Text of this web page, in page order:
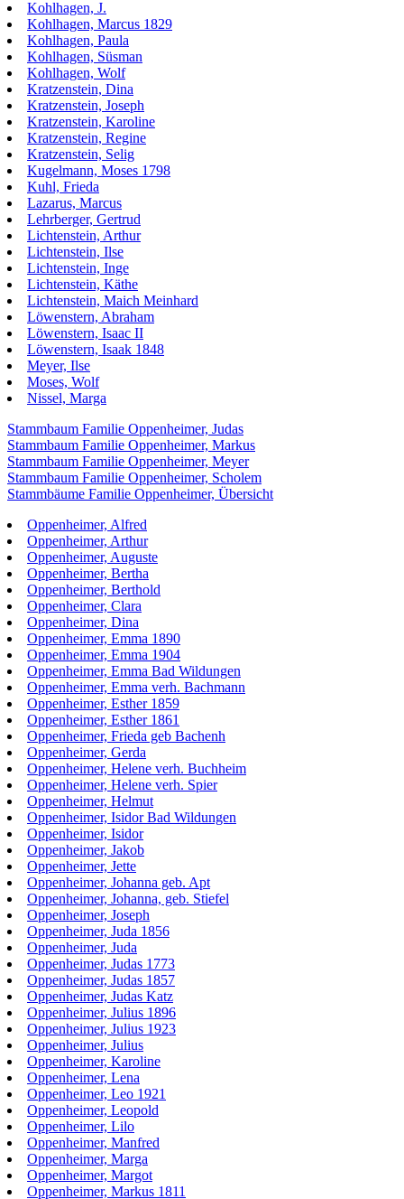
Kohlhagen, J.
Kohlhagen, Marcus 1829
Kohlhagen, Paula
Kohlhagen, Süsman
Kohlhagen, Wolf
Kratzenstein, Dina
Kratzenstein, Joseph
Kratzenstein, Karoline
Kratzenstein, Regine
Kratzenstein, Selig
Kugelmann, Moses 1798
Kuhl, Frieda
Lazarus, Marcus
Lehrberger, Gertrud
Lichtenstein, Arthur
Lichtenstein, Ilse
Lichtenstein, Inge
Lichtenstein, Käthe
Lichtenstein, Maich Meinhard
Löwenstern, Abraham
Löwenstern, Isaac II
Löwenstern, Isaak 1848
Meyer, Ilse
Moses, Wolf
Nissel, Marga
Stammbaum Familie Oppenheimer, Judas
Stammbaum Familie Oppenheimer, Markus
Stammbaum Familie Oppenheimer, Meyer
Stammbaum Familie Oppenheimer, Scholem
Stammbäume Familie Oppenheimer, Übersicht
Oppenheimer, Alfred
Oppenheimer, Arthur
Oppenheimer, Auguste
Oppenheimer, Bertha
Oppenheimer, Berthold
Oppenheimer, Clara
Oppenheimer, Dina
Oppenheimer, Emma 1890
Oppenheimer, Emma 1904
Oppenheimer, Emma Bad Wildungen
Oppenheimer, Emma verh. Bachmann
Oppenheimer, Esther 1859
Oppenheimer, Esther 1861
Oppenheimer, Frieda geb Bachenh
Oppenheimer, Gerda
Oppenheimer, Helene verh. Buchheim
Oppenheimer, Helene verh. Spier
Oppenheimer, Helmut
Oppenheimer, Isidor Bad Wildungen
Oppenheimer, Isidor
Oppenheimer, Jakob
Oppenheimer, Jette
Oppenheimer, Johanna geb. Apt
Oppenheimer, Johanna, geb. Stiefel
Oppenheimer, Joseph
Oppenheimer, Juda 1856
Oppenheimer, Juda
Oppenheimer, Judas 1773
Oppenheimer, Judas 1857
Oppenheimer, Judas Katz
Oppenheimer, Julius 1896
Oppenheimer, Julius 1923
Oppenheimer, Julius
Oppenheimer, Karoline
Oppenheimer, Lena
Oppenheimer, Leo 1921
Oppenheimer, Leopold
Oppenheimer, Lilo
Oppenheimer, Manfred
Oppenheimer, Marga
Oppenheimer, Margot
Oppenheimer, Markus 1811